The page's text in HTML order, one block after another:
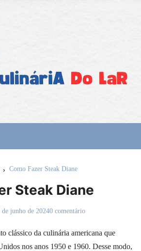
Como Fazer Steak Diane
Steak Diane
de junho de 20240 comentário
clássico da culinária americana que
nos anos 1950 e 1960. Desse modo,